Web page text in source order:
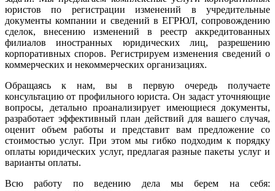
юристов по регистрации изменений в учредительные
документы компании и сведений в ЕГРЮЛ, сопровождению
сделок, внесению изменений в реестр аккредитованных
филиалов иностранных юридических лиц, разрешению
корпоративных споров. Регистрируем изменения сведений о
коммерческих и некоммерческих организациях.
Обращаясь к нам, вы в первую очередь получаете
консультацию от профильного юриста. Он задаст уточняющие
вопросы, детально проанализирует имеющиеся документы,
разработает эффективный план действий для вашего случая,
оценит объем работы и представит вам предложение со
стоимостью услуг. При этом мы гибко подходим к порядку
оплаты юридических услуг, предлагая разные пакеты услуг и
варианты оплаты.
Всю работу по ведению дела мы берем на себя: